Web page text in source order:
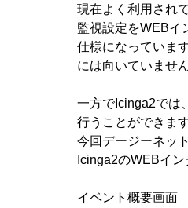
現在よく利用され
監視設定をWEBイ
仕様になっていま
には向いていません
一方でIcinga2では
行うことができます
今回デージーネッ
Icinga2のWEBイ
イベント概要画面